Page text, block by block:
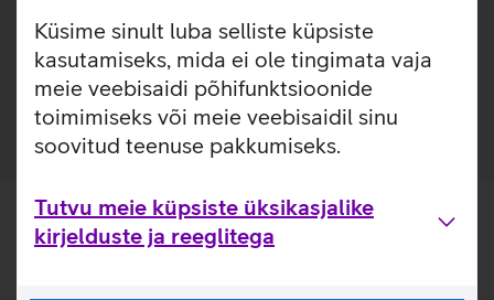
Küsime sinult luba selliste küpsiste
kasutamiseks, mida ei ole tingimata vaja
meie veebisaidi põhifunktsioonide
toimimiseks või meie veebisaidil sinu
soovitud teenuse pakkumiseks.
Tutvu meie küpsiste üksikasjalike
kirjelduste ja reeglitega
Pakendis on kaasas raam, mis teeb koduse kaitseklaasi
paigalduse mugavamaks. Paigaldusraam on valmistatud
100% taaskasutatud plastikust.